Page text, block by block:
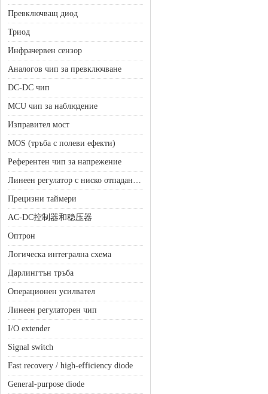
Превключващ диод
Триод
Инфрачервен сензор
Аналогов чип за превключване
DC-DC чип
MCU чип за наблюдение
Изправител мост
MOS (тръба с полеви ефекти)
Референтен чип за напрежение
Линеен регулатор с ниско отпадане (LDO)
Прецизни таймери
AC-DC控制器和稳压器
Оптрон
Логическа интегрална схема
Дарлингтън тръба
Операционен усилвател
Линеен регулаторен чип
I/O extender
Signal switch
Fast recovery / high-efficiency diode
General-purpose diode